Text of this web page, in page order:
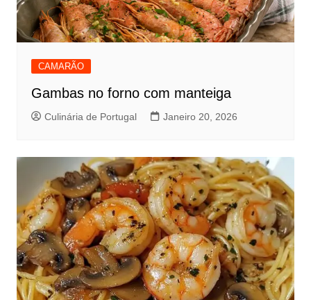
CAMARÃO
Gambas no forno com manteiga
Culinária de Portugal Janeiro 20, 2026